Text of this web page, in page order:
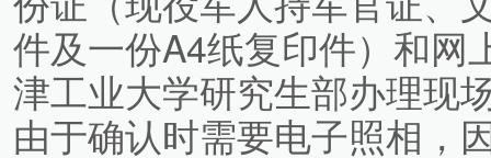
件及一份A4纸复印件）和网
津工业大学研究生部办理现
由于确认时需要电子照相，